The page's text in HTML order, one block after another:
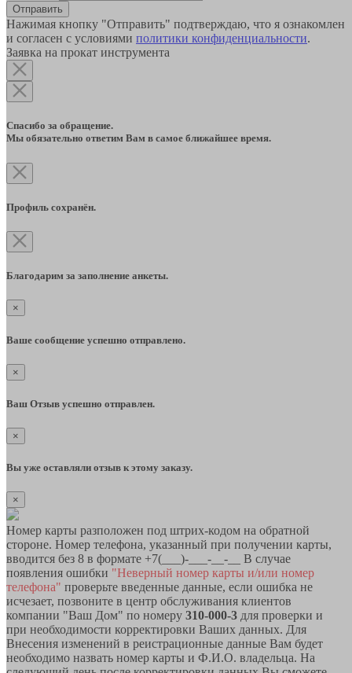
Отправить
Нажимая кнопку "Отправить" подтверждаю, что я ознакомлен
и согласен с условиями политики конфиденциальности.
Заявка на прокат инструмента
Спасибо за обращение.
Мы обязательно ответим Вам в самое ближайшее время.
Профиль сохранён.
Благодарим за заполнение анкеты.
×
Ваше сообщение успешно отправлено.
×
Ваш Отзыв успешно отправлен.
×
Вы уже оставляли отзыв к этому заказу.
×
Номер карты разположен под штрих-кодом на обратной
стороне. Номер телефона, указанный при получении карты,
вводится без 8 в формате +7(___)-___-__-__ В случае
появления ошибки "Неверный номер карты и/или номер
телефона" проверьте введенные данные, если ошибка не
исчезает, позвоните в центр обслуживания клиентов
компании "Ваш Дом" по номеру 310-000-3 для проверки и
при необходимости корректировки Ваших данных. Для
Внесения изменений в реистрационные данные Вам будет
необходимо назвать номер карты и Ф.И.О. владельца. На